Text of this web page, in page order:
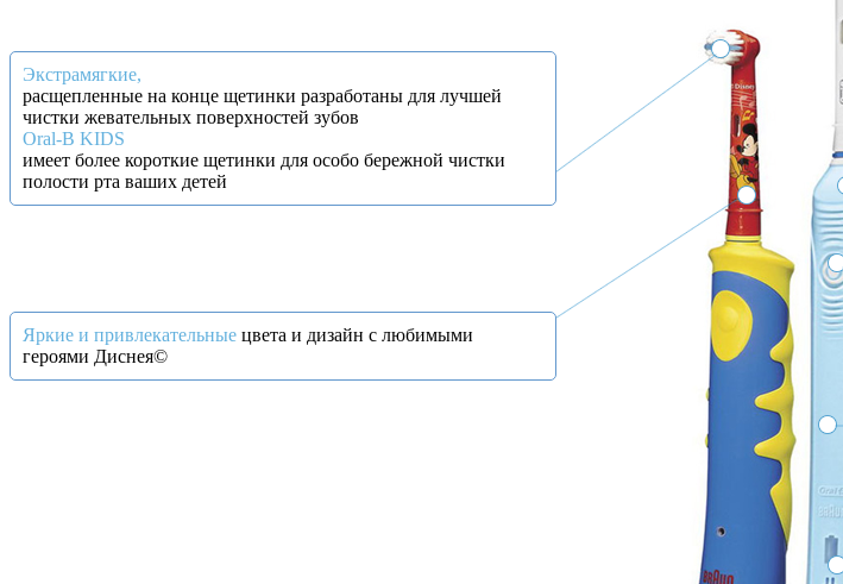
Экстрамягкие,
расщепленные на конце щетинки разработаны для лучшей
чистки жевательных поверхностей зубов
Oral-B KIDS
имеет более короткие щетинки для особо бережной чистки
полости рта ваших детей
Яркие и привлекательные цвета и дизайн с любимыми
героями Диснея©